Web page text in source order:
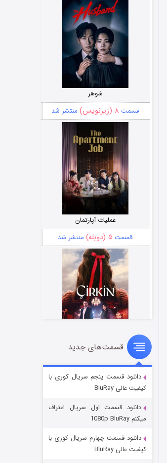
شوهر
قسمت ۸ (زیرنویس) منتشر شد
عملیات آپارتمان
قسمت ۵ (دوبله) منتشر شد
سریال زشت
قسمت۲ (زیرنویس) منتشر شد
قسمت‌های جدید
دانلود قسمت پنجم سریال کوری با
کیفیت عالی BluRay
دانلود قسمت اول سریال اعتراف
میکنم 1080p BluRay
دانلود قسمت چهارم سریال کوری با
کیفیت عالی BluRay